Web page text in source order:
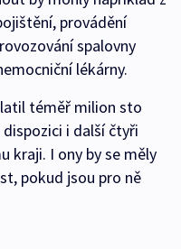
provádění
spalovny
lékárny.
téměř milion sto
i další čtyři
kraji. I ony by se měly
pokud jsou pro ně